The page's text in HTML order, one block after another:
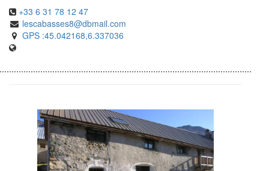
+33 6 31 78 12 47
lescabasses8@dbmail.com
GPS :45.042168,6.337036